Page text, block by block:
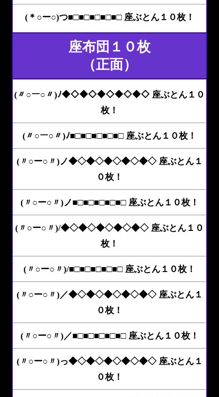
(＊○ー○)つ■□■□■□■□■□ 座ぶとん１０枚！
座布団１０枚
（正面）
(〃○ー○〃)ﾉ◆◇◆◇◆◇◆◇◆◇ 座ぶとん１０
枚！
(〃○ー○〃)ﾉ■□■□■□■□■□ 座ぶとん１０枚！
(〃○ー○〃)ノ◆◇◆◇◆◇◆◇◆◇ 座ぶとん１
０枚！
(〃○ー○〃)ノ■□■□■□■□■□ 座ぶとん１０枚！
(〃○ー○〃)/◆◇◆◇◆◇◆◇◆◇ 座ぶとん１０
枚！
(〃○ー○〃)/■□■□■□■□■□ 座ぶとん１０枚！
(〃○ー○〃)／◆◇◆◇◆◇◆◇◆◇ 座ぶとん１
０枚！
(〃○ー○〃)／■□■□■□■□■□ 座ぶとん１０枚！
(〃○ー○〃)っ◆◇◆◇◆◇◆◇◆◇ 座ぶとん１
０枚！